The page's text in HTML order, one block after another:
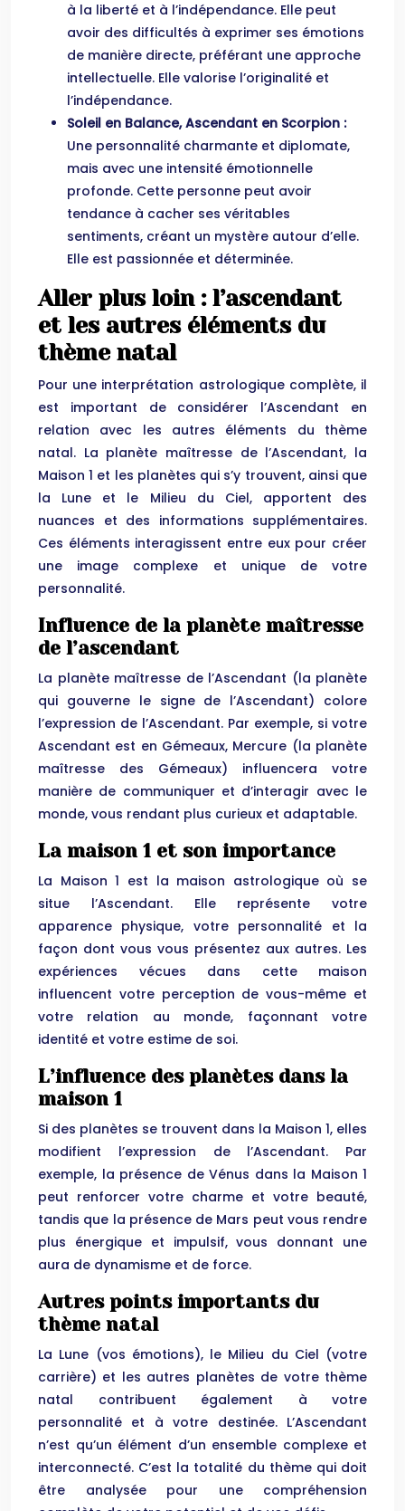
à la liberté et à l’indépendance. Elle peut
avoir des difficultés à exprimer ses émotions
de manière directe, préférant une approche
intellectuelle. Elle valorise l’originalité et
l’indépendance.
Soleil en Balance, Ascendant en Scorpion :
Une personnalité charmante et diplomate,
mais avec une intensité émotionnelle
profonde. Cette personne peut avoir
tendance à cacher ses véritables
sentiments, créant un mystère autour d’elle.
Elle est passionnée et déterminée.
Aller plus loin : l’ascendant
et les autres éléments du
thème natal
Pour une interprétation astrologique complète, il
est important de considérer l’Ascendant en
relation avec les autres éléments du thème
natal. La planète maîtresse de l’Ascendant, la
Maison 1 et les planètes qui s’y trouvent, ainsi que
la Lune et le Milieu du Ciel, apportent des
nuances et des informations supplémentaires.
Ces éléments interagissent entre eux pour créer
une image complexe et unique de votre
personnalité.
Influence de la planète maîtresse
de l’ascendant
La planète maîtresse de l’Ascendant (la planète
qui gouverne le signe de l’Ascendant) colore
l’expression de l’Ascendant. Par exemple, si votre
Ascendant est en Gémeaux, Mercure (la planète
maîtresse des Gémeaux) influencera votre
manière de communiquer et d’interagir avec le
monde, vous rendant plus curieux et adaptable.
La maison 1 et son importance
La Maison 1 est la maison astrologique où se
situe l’Ascendant. Elle représente votre
apparence physique, votre personnalité et la
façon dont vous vous présentez aux autres. Les
expériences vécues dans cette maison
influencent votre perception de vous-même et
votre relation au monde, façonnant votre
identité et votre estime de soi.
L’influence des planètes dans la
maison 1
Si des planètes se trouvent dans la Maison 1, elles
modifient l’expression de l’Ascendant. Par
exemple, la présence de Vénus dans la Maison 1
peut renforcer votre charme et votre beauté,
tandis que la présence de Mars peut vous rendre
plus énergique et impulsif, vous donnant une
aura de dynamisme et de force.
Autres points importants du
thème natal
La Lune (vos émotions), le Milieu du Ciel (votre
carrière) et les autres planètes de votre thème
natal contribuent également à votre
personnalité et à votre destinée. L’Ascendant
n’est qu’un élément d’un ensemble complexe et
interconnecté. C’est la totalité du thème qui doit
être analysée pour une compréhension